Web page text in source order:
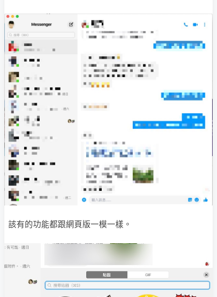
該有的功能都跟網頁版一模一樣。